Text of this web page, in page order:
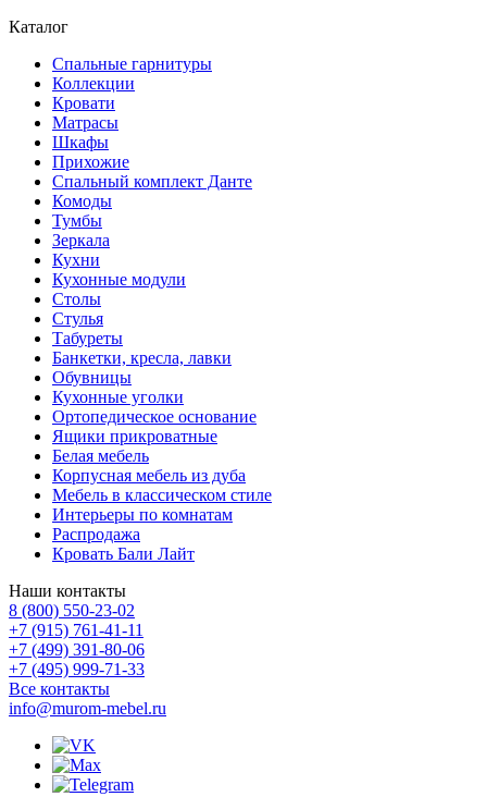
Каталог
Спальные гарнитуры
Коллекции
Кровати
Матрасы
Шкафы
Прихожие
Спальный комплект Данте
Комоды
Тумбы
Зеркала
Кухни
Кухонные модули
Столы
Стулья
Табуреты
Банкетки, кресла, лавки
Обувницы
Кухонные уголки
Ортопедическое основание
Ящики прикроватные
Белая мебель
Корпусная мебель из дуба
Мебель в классическом стиле
Интерьеры по комнатам
Распродажа
Кровать Бали Лайт
Наши контакты
8 (800) 550-23-02
+7 (915) 761-41-11
+7 (499) 391-80-06
+7 (495) 999-71-33
Все контакты
info@murom-mebel.ru